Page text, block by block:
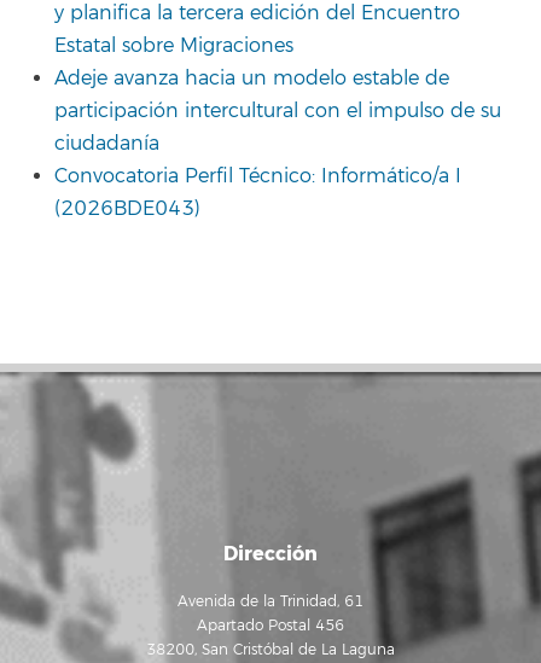
y planifica la tercera edición del Encuentro
Estatal sobre Migraciones
Adeje avanza hacia un modelo estable de
participación intercultural con el impulso de su
ciudadanía
Convocatoria Perfil Técnico: Informático/a I
(2026BDE043)
Dirección
Avenida de la Trinidad, 61
Apartado Postal 456
38200, San Cristóbal de La Laguna